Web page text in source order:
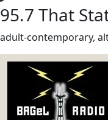
95.7 That
adult-contemporary,